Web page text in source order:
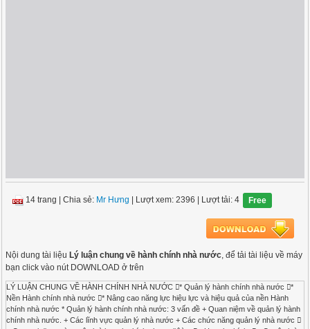
14 trang |Chia sẻ: Mr Hưng | Lượt xem: 2396 | Lượt tải: 4 Free
Nội dung tài liệu Lý luận chung về hành chính nhà nước, để tải tài liệu về máy
bạn click vào nút DOWNLOAD ở trên
LÝ LUẬN CHUNG VỀ HÀNH CHÍNH NHÀ NƯỚC * Quản lý hành chính nhà nước *
Nền Hành chính nhà nước * Nâng cao năng lực hiệu lực và hiệu quả của nền Hành
chính nhà nước * Quản lý hành chính nhà nước: 3 vấn đề + Quan niệm về quản lý hành
chính nhà nước. + Các lĩnh vực quản lý nhà nước + Các chức năng quản lý nhà nước 